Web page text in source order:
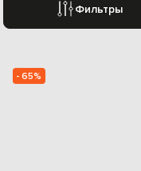
Фильтры
- 65%